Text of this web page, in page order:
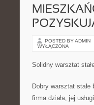
POSTED BY ADMIN
WYŁĄCZONA
Solidny warsztat
Dobry warsztat
firma działa, jej